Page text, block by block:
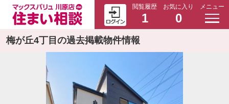
閲覧履歴
1
お気に入り
0
メニュー
梅が丘4丁目の過去掲載物件情報